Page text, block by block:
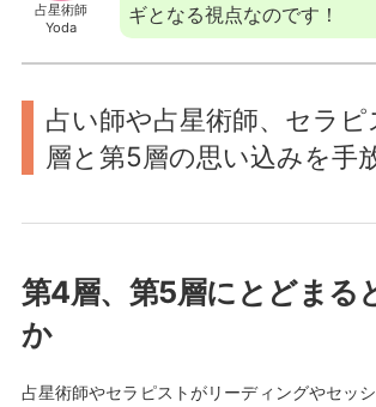
占星術師
Yoda
ギとなる視点なのです！
占い師や占星術師、セラ
層と第5層の思い込みを手
第4層、第5層にとどまる
か
占星術師やセラピストがリーディングやセッシ